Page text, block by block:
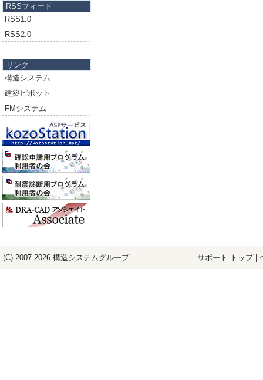
RSSフィード
RSS1.0
RSS2.0
リンク
構造システム
建築ピボット
FMシステム
(C) 2007-2026 構造システムグループ サポート トップ|